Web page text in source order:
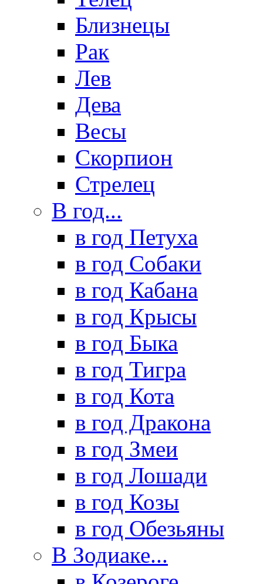
Близнецы
Рак
Лев
Дева
Весы
Скорпион
Стрелец
В год...
в год Петуха
в год Собаки
в год Кабана
в год Крысы
в год Быка
в год Тигра
в год Кота
в год Дракона
в год Змеи
в год Лошади
в год Козы
в год Обезьяны
В Зодиаке...